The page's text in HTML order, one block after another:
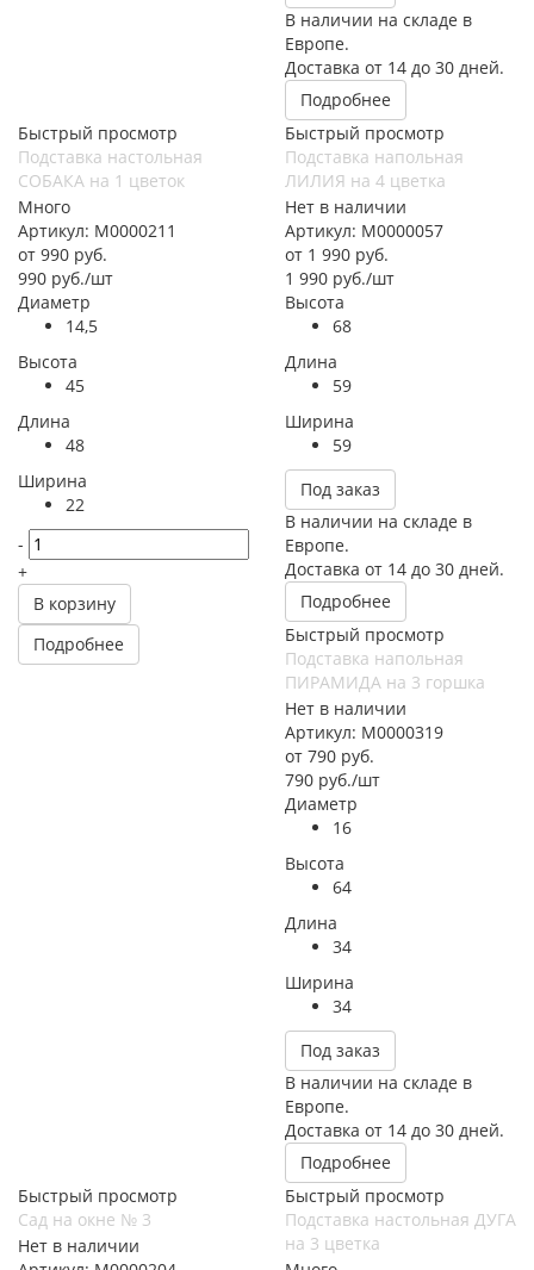
В наличии на складе в
Европе.
Доставка от 14 до 30 дней.
Подробнее
Быстрый просмотр
Подставка настольная
СОБАКА на 1 цветок
Много
Артикул: М0000211
от 990 руб.
990 руб./шт
Диаметр
14,5
Высота
45
Длина
48
Ширина
22
-
+
В корзину
Подробнее
Быстрый просмотр
Подставка напольная
ЛИЛИЯ на 4 цветка
Нет в наличии
Артикул: М0000057
от 1 990 руб.
1 990 руб./шт
Высота
68
Длина
59
Ширина
59
Под заказ
В наличии на складе в
Европе.
Доставка от 14 до 30 дней.
Подробнее
Быстрый просмотр
Подставка напольная
ПИРАМИДА на 3 горшка
Нет в наличии
Артикул: М0000319
от 790 руб.
790 руб./шт
Диаметр
16
Высота
64
Длина
34
Ширина
34
Под заказ
В наличии на складе в
Европе.
Доставка от 14 до 30 дней.
Подробнее
Быстрый просмотр
Сад на окне № 3
Нет в наличии
Быстрый просмотр
Подставка настольная ДУГА
на 3 цветка